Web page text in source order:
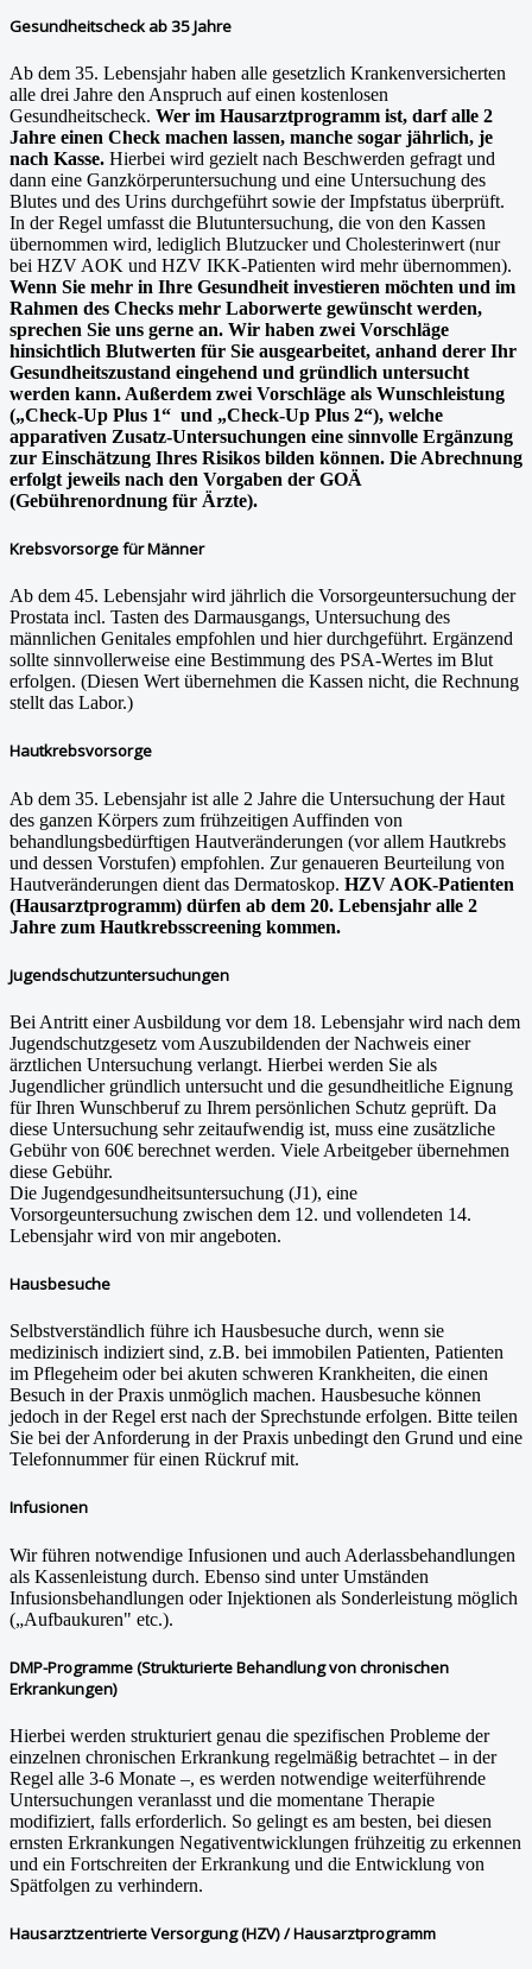
Gesundheitscheck ab 35 Jahre
Ab dem 35. Lebensjahr haben alle gesetzlich Krankenversicherten
alle drei Jahre den Anspruch auf einen kostenlosen
Gesundheitscheck. Wer im Hausarztprogramm ist, darf alle 2
Jahre einen Check machen lassen, manche sogar jährlich, je
nach Kasse. Hierbei wird gezielt nach Beschwerden gefragt und
dann eine Ganzkörperuntersuchung und eine Untersuchung des
Blutes und des Urins durchgeführt sowie der Impfstatus überprüft.
In der Regel umfasst die Blutuntersuchung, die von den Kassen
übernommen wird, lediglich Blutzucker und Cholesterinwert (nur
bei HZV AOK und HZV IKK-Patienten wird mehr übernommen).
Wenn Sie mehr in Ihre Gesundheit investieren möchten und im
Rahmen des Checks mehr Laborwerte gewünscht werden,
sprechen Sie uns gerne an. Wir haben zwei Vorschläge
hinsichtlich Blutwerten für Sie ausgearbeitet, anhand derer Ihr
Gesundheitszustand eingehend und gründlich untersucht
werden kann. Außerdem zwei Vorschläge als Wunschleistung
(„Check-Up Plus 1“ und „Check-Up Plus 2“), welche
apparativen Zusatz-Untersuchungen eine sinnvolle Ergänzung
zur Einschätzung Ihres Risikos bilden können. Die Abrechnung
erfolgt jeweils nach den Vorgaben der GOÄ
(Gebührenordnung für Ärzte).
Krebsvorsorge für Männer
Ab dem 45. Lebensjahr wird jährlich die Vorsorgeuntersuchung der
Prostata incl. Tasten des Darmausgangs, Untersuchung des
männlichen Genitales empfohlen und hier durchgeführt. Ergänzend
sollte sinnvollerweise eine Bestimmung des PSA-Wertes im Blut
erfolgen. (Diesen Wert übernehmen die Kassen nicht, die Rechnung
stellt das Labor.)
Hautkrebsvorsorge
Ab dem 35. Lebensjahr ist alle 2 Jahre die Untersuchung der Haut
des ganzen Körpers zum frühzeitigen Auffinden von
behandlungsbedürftigen Hautveränderungen (vor allem Hautkrebs
und dessen Vorstufen) empfohlen. Zur genaueren Beurteilung von
Hautveränderungen dient das Dermatoskop. HZV AOK-Patienten
(Hausarztprogramm) dürfen ab dem 20. Lebensjahr alle 2
Jahre zum Hautkrebsscreening kommen.
Jugendschutzuntersuchungen
Bei Antritt einer Ausbildung vor dem 18. Lebensjahr wird nach dem
Jugendschutzgesetz vom Auszubildenden der Nachweis einer
ärztlichen Untersuchung verlangt. Hierbei werden Sie als
Jugendlicher gründlich untersucht und die gesundheitliche Eignung
für Ihren Wunschberuf zu Ihrem persönlichen Schutz geprüft. Da
diese Untersuchung sehr zeitaufwendig ist, muss eine zusätzliche
Gebühr von 60€ berechnet werden. Viele Arbeitgeber übernehmen
diese Gebühr.
Die Jugendgesundheitsuntersuchung (J1), eine
Vorsorgeuntersuchung zwischen dem 12. und vollendeten 14.
Lebensjahr wird von mir angeboten.
Hausbesuche
Selbstverständlich führe ich Hausbesuche durch, wenn sie
medizinisch indiziert sind, z.B. bei immobilen Patienten, Patienten
im Pflegeheim oder bei akuten schweren Krankheiten, die einen
Besuch in der Praxis unmöglich machen. Hausbesuche können
jedoch in der Regel erst nach der Sprechstunde erfolgen. Bitte teilen
Sie bei der Anforderung in der Praxis unbedingt den Grund und eine
Telefonnummer für einen Rückruf mit.
Infusionen
Wir führen notwendige Infusionen und auch Aderlassbehandlungen
als Kassenleistung durch. Ebenso sind unter Umständen
Infusionsbehandlungen oder Injektionen als Sonderleistung möglich
(„Aufbaukuren" etc.).
DMP-Programme (Strukturierte Behandlung von chronischen
Erkrankungen)
Hierbei werden strukturiert genau die spezifischen Probleme der
einzelnen chronischen Erkrankung regelmäßig betrachtet – in der
Regel alle 3-6 Monate –, es werden notwendige weiterführende
Untersuchungen veranlasst und die momentane Therapie
modifiziert, falls erforderlich. So gelingt es am besten, bei diesen
ernsten Erkrankungen Negativentwicklungen frühzeitig zu erkennen
und ein Fortschreiten der Erkrankung und die Entwicklung von
Spätfolgen zu verhindern.
Hausarztzentrierte Versorgung (HZV) / Hausarztprogramm